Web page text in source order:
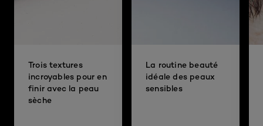
Trois textures
incroyables pour en
finir avec la peau
sèche
La routine beauté
idéale des peaux
sensibles